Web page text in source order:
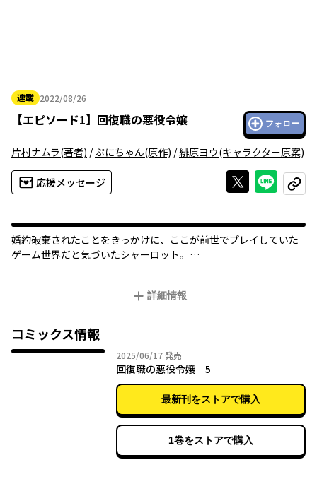
連載 2022/08/26
2022年08月26日
【エピソード1】 回復職の悪役令嬢 フォロー
片村ナムラ(著者) /ぷにちゃん(原作) /緋原ヨウ(キャラクター原案)
応援メッセージ Xで投稿する
ライン
コピー
婚約破棄されたことをきっかけに、ここが前世でプレイしていた
ゲーム世界だと気づいたシャーロット。
詳細情報
コミックス情報
2025/06/172025年06月17日
発売
回復職の悪役令嬢 5
最新刊をストアで購入
1巻をストアで購入